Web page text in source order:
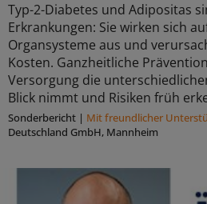
Typ-2-Diabetes und Adipositas
Erkrankungen: Sie wirken sich
Organsysteme aus und
Kosten. Ganzheitliche
Versorgung die
Blick nimmt und Risiken früh
Sonderbericht | Mit freundlicher
Deutschland GmbH, Mannheim